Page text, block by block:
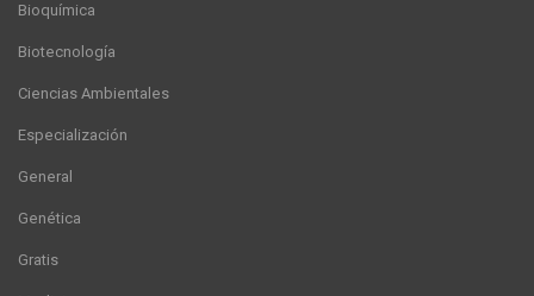
Bioquímica
Biotecnología
Ciencias Ambientales
Especialización
General
Genética
Gratis